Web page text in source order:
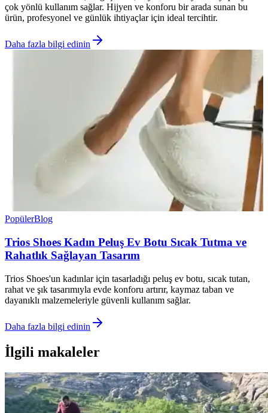
çok yönlü kullanım sağlar. Hijyen ve konforu bir arada sunan bu
ürün, profesyonel ve günlük ihtiyaçlar için ideal tercihtir.
Daha fazla bilgi edinin
PopülerBlog
Trios Shoes Kadın Peluş Ev Botu Sıcak Tutma ve
Rahatlık Sağlayan Tasarım
Trios Shoes'un kadınlar için tasarladığı peluş ev botu, sıcak tutan,
rahat ve şık tasarımıyla evde konforu artırır, kaymaz taban ve
dayanıklı malzemeleriyle güvenli kullanım sağlar.
Daha fazla bilgi edinin
İlgili makaleler